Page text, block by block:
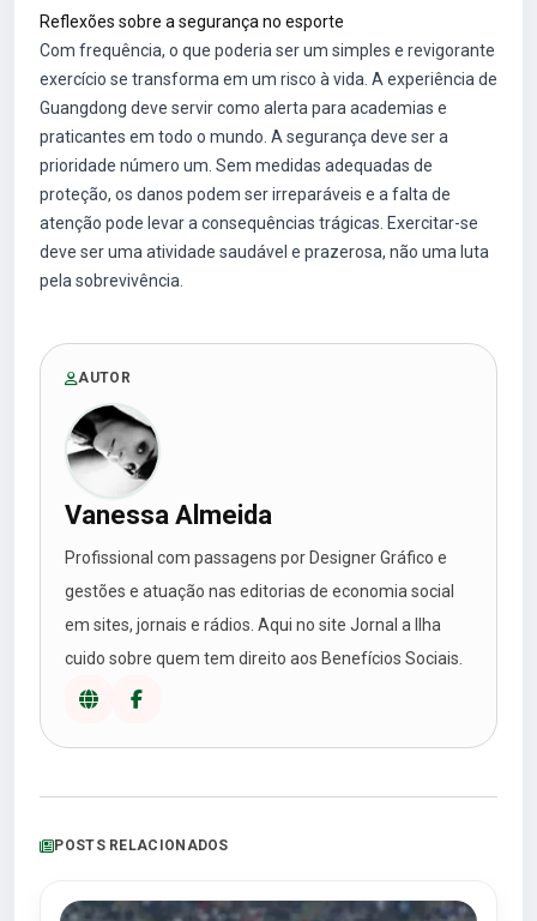
Reflexões sobre a segurança no esporte
Com frequência, o que poderia ser um simples e revigorante
exercício se transforma em um risco à vida. A experiência de
Guangdong deve servir como alerta para academias e
praticantes em todo o mundo. A segurança deve ser a
prioridade número um. Sem medidas adequadas de
proteção, os danos podem ser irreparáveis e a falta de
atenção pode levar a consequências trágicas. Exercitar-se
deve ser uma atividade saudável e prazerosa, não uma luta
pela sobrevivência.
AUTOR
Vanessa Almeida
Profissional com passagens por Designer Gráfico e
gestões e atuação nas editorias de economia social
em sites, jornais e rádios. Aqui no site Jornal a Ilha
cuido sobre quem tem direito aos Benefícios Sociais.
POSTS RELACIONADOS